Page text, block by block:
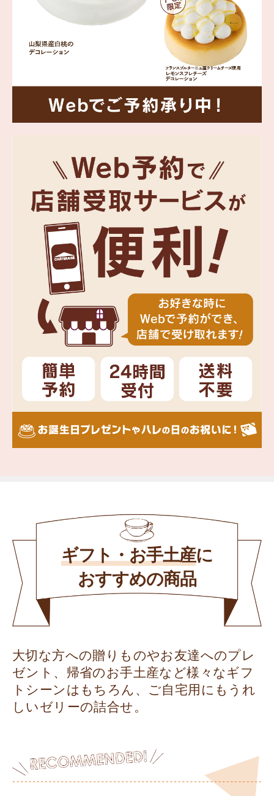
ギフト・お手土産に
おすすめの商品
大切な方への贈りものやお友達へのプレ
ゼント、帰省のお手土産など様々なギフ
トシーンはもちろん、ご自宅用にもうれ
しいゼリーの詰合せ。